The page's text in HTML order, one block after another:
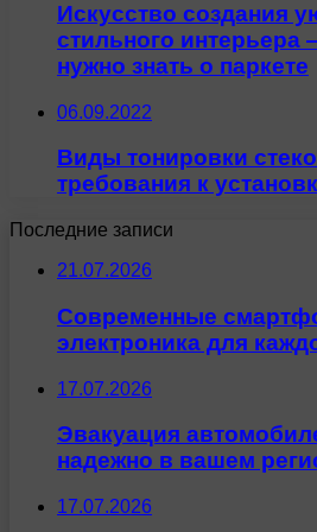
Искусство создания
стильного интерьера
нужно знать о паркете
06.09.2022
Виды тонировки
требования к
Последние записи
21.07.2026
Современные
электроника для
17.07.2026
Эвакуация
надежно в вашем
17.07.2026